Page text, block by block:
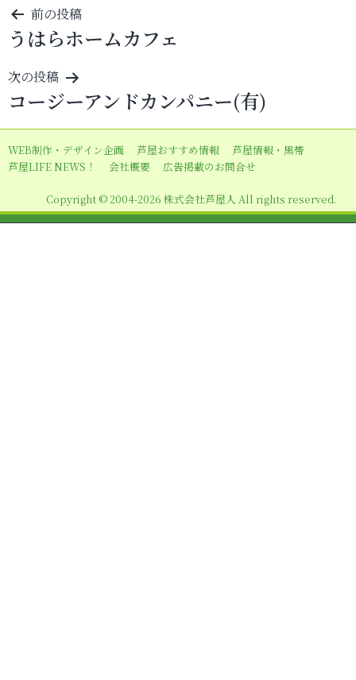
投
稿
ナ
ビ
ゲ
ー
シ
ン
前の投稿
うはらホームカフェ
次の投稿
コージーアンドカンパニー(有)
WEB制作・デザイン企画 芦屋おすすめ情報
芦屋情報・黒帯
芦屋LIFE NEWS！
会社概要 広告掲載のお問合せ
Copyright © 2004-2026 株式会社芦屋人 All rights reserved.